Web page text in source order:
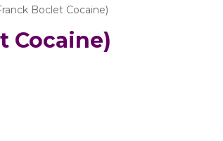
Boclet Cocaine)
Cocaine)